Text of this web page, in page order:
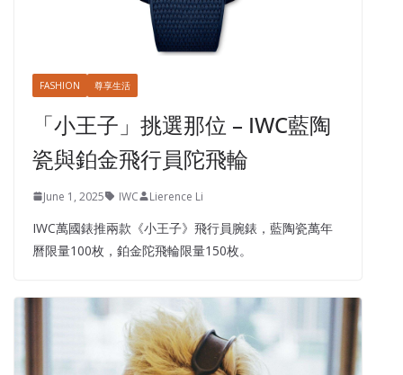
FASHION 尊享生活
「小王子」挑選那位 – IWC藍陶
瓷與鉑金飛行員陀飛輪
June 1, 2025 IWC Lierence Li
IWC萬國錶推兩款《小王子》飛行員腕錶，藍陶瓷萬年
曆限量100枚，鉑金陀飛輪限量150枚。